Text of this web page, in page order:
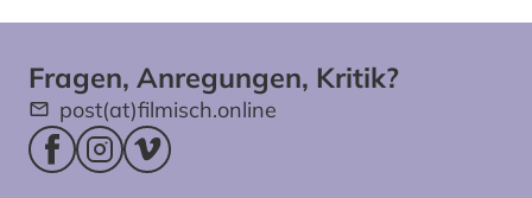
Fragen, Anregungen, Kritik?
post(at)filmisch.online
Facebookseite (öffnet im neuen Fenster)
Instagram (öffnet im neuen Fenster)
Vimeo (öffnet im neuen Fenster)